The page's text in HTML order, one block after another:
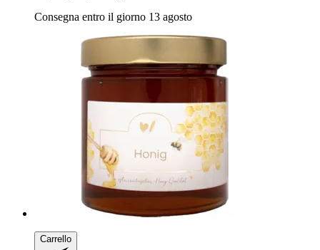
Consegna entro il giorno 13 agosto
Carrello